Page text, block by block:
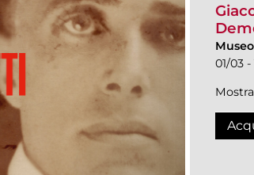
01/03
Mostra